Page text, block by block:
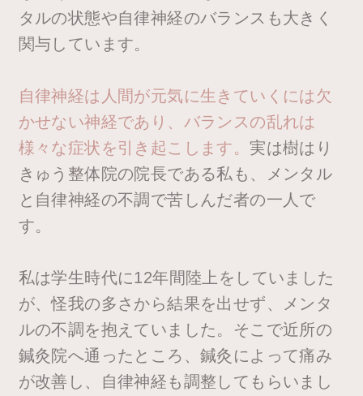
タルの状態や自律神経のバランスも大きく
関与しています。
自律神経は人間が元気に生きていくには欠
かせない神経であり、バランスの乱れは
様々な症状を引き起こします。 実は樹はり
きゅう整体院の院長である私も、メンタル
と自律神経の不調で苦しんだ者の一人で
す。
私は学生時代に12年間陸上をしていました
が、怪我の多さから結果を出せず、メンタ
ルの不調を抱えていました。そこで近所の
鍼灸院へ通ったところ、鍼灸によって痛み
が改善し、自律神経も調整してもらいまし